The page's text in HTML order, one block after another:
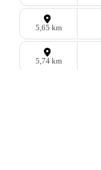
5,65 km
5,74 km